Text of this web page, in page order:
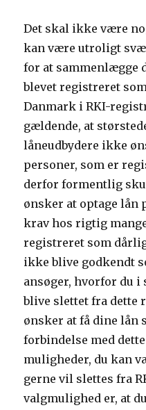
Det skal ikke være
kan være utroligt
for at sammenlægge
blevet registreret
Danmark i RKI-
gældende, at
låneudbydere ikke
personer, som er
derfor formentlig
ønsker at optage lån
krav hos rigtig
registreret som
ikke blive godkendt
ansøger, hvorfor du i
blive slettet fra dette
ønsker at få dine lån
forbindelse med
muligheder, du kan
gerne vil slettes fra
valgmulighed er, at